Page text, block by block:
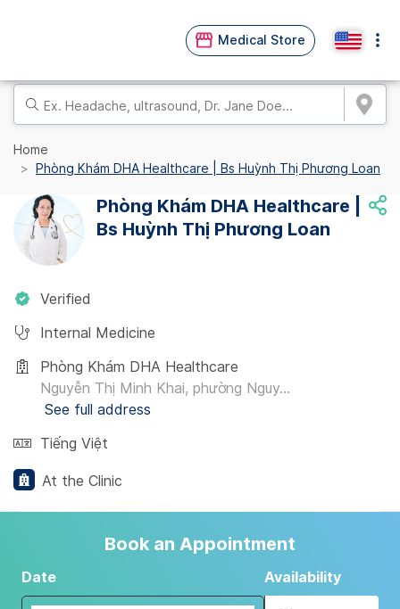
Medical Store
Home
Phòng Khám DHA Healthcare | Bs Huỳnh Thị Phương Loan
Phòng Khám DHA Healthcare |
Bs Huỳnh Thị Phương Loan
Verified
Internal Medicine
Phòng Khám DHA Healthcare
Nguyễn Thị Minh Khai, phường Nguy...
See full address
Tiếng Việt
At the Clinic
Book an Appointment
Date Availability